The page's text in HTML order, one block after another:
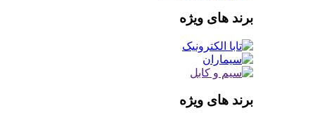
برند های ویژه
برند های ویژه